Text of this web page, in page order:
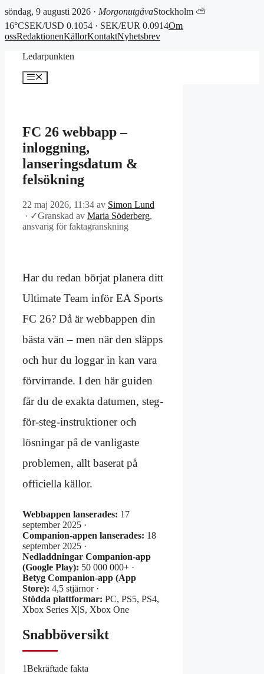
söndag, 9 augusti 2026 · MorgonutgåvaStockholm ⛅
16°CSEK/USD 0.1054 · SEK/EUR 0.0914Om
ossRedaktionenKällorKontaktNyhetsbrev
Ledarpunkten
Meny
FC 26 webbapp –
inloggning,
lanseringsdatum &
felsökning
22 maj 2026, 11:34 av Simon Lund
· ✓Granskad av Maria Söderberg,
ansvarig för faktagranskning
Har du redan börjat planera ditt
Ultimate Team inför EA Sports
FC 26? Då är webbappen din
bästa vän – men när den släpps
och hur du loggar in kan vara
förvirrande. I den här guiden
får du de exakta datumen, steg-
för-steg-instruktioner och
lösningar på de vanligaste
problemen, allt baserat på
officiella källor.
Webbappen lanserades: 17
september 2025 ·
Companion-appen lanserades: 18
september 2025 ·
Nedladdningar Companion-app
(Google Play): 50 000 000+ ·
Betyg Companion-app (App
Store): 4,5 stjärnor ·
Stödda plattformar: PC, PS5, PS4,
Xbox Series X|S, Xbox One
Snabböversikt
1Bekräftade fakta